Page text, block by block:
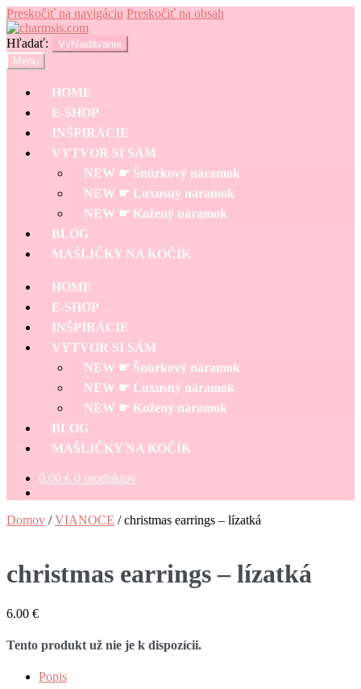
Preskočiť na navigáciu Preskočiť na obsah
Hľadať:
Vyhľadávanie
Menu
HOME
E-SHOP
INŠPIRÁCIE
VYTVOR SI SÁM
NEW ☛ Šnúrkový náramok
NEW ☛ Luxusný náramok
NEW ☛ Kožený náramok
BLOG
MAŠLIČKY NA KOČÍK
HOME
E-SHOP
INŠPIRÁCIE
VYTVOR SI SÁM
NEW ☛ Šnúrkový náramok
NEW ☛ Luxusný náramok
NEW ☛ Kožený náramok
BLOG
MAŠLIČKY NA KOČÍK
0.00 € 0 produktov
Domov /VIANOCE /christmas earrings – lízatká
christmas earrings – lízatká
6.00 €
Tento produkt už nie je k dispozícii.
Popis